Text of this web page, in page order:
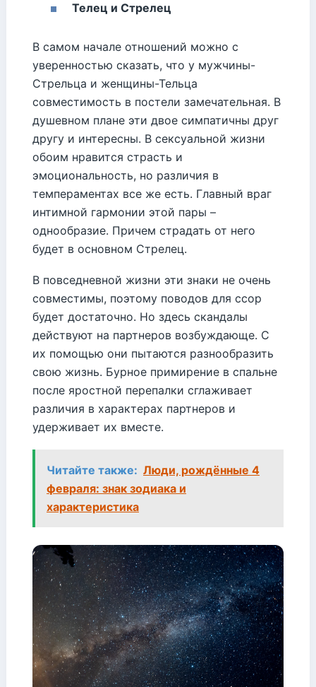
Телец и Стрелец
В самом начале отношений можно с
уверенностью сказать, что у мужчины-
Стрельца и женщины-Тельца
совместимость в постели замечательная. В
душевном плане эти двое симпатичны друг
другу и интересны. В сексуальной жизни
обоим нравится страсть и
эмоциональность, но различия в
темпераментах все же есть. Главный враг
интимной гармонии этой пары –
однообразие. Причем страдать от него
будет в основном Стрелец.
В повседневной жизни эти знаки не очень
совместимы, поэтому поводов для ссор
будет достаточно. Но здесь скандалы
действуют на партнеров возбуждающе. С
их помощью они пытаются разнообразить
свою жизнь. Бурное примирение в спальне
после яростной перепалки сглаживает
различия в характерах партнеров и
удерживает их вместе.
Читайте также: Люди, рождённые 4
февраля: знак зодиака и
характеристика